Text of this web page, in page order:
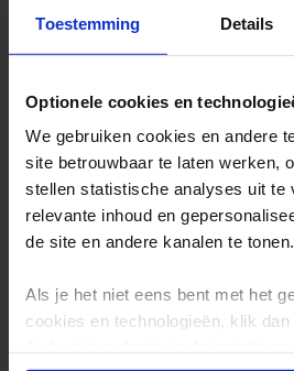
Toestemming Details
Optionele cookies en
We gebruiken cookies en andere
site betrouwbaar te laten werken,
stellen statistische analyses uit te
relevante inhoud en
de site en andere kanalen te tonen.
Als je het niet eens bent met het
cookies en technologieën, klik dan
Landinformatie Finland
Reizen met Shoestring
De belangrijkste info op een rij
Bestemmingen
Reis- en annuleringsvoorwaarden